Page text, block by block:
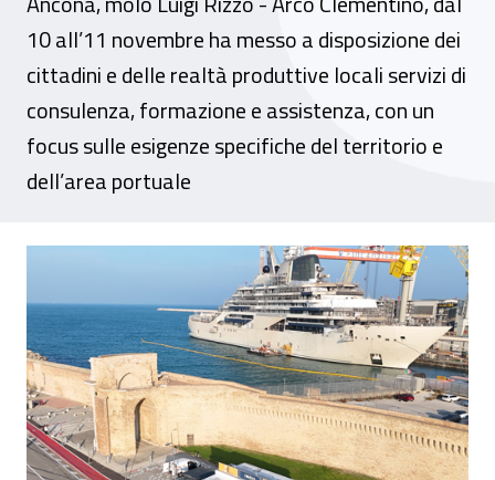
10 all’11 novembre ha messo a disposizione dei
cittadini e delle realtà produttive locali servizi di
consulenza, formazione e assistenza, con un
focus sulle esigenze specifiche del territorio e
dell’area portuale
Conclusa la tappa di SI.IN.PRE.SA. di